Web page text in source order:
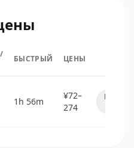
БЫСТРЫЙ ЦЕНЫ
1h 56m
¥72–
274